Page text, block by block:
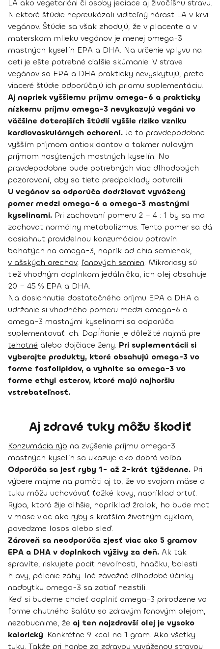
LA ako vegetariáni či osoby jediace aj živočíšnu stravu.
Niektoré štúdie nepreukázali viditeľný nárast LA v krvi
vegánov. Štúdie sa však zhodujú, že v placente a v
materskom mlieku vegánov je menej omega-3
mastných kyselín EPA a DHA. Na určenie vplyvu na
deti je ešte potrebné ďalšie skúmanie. V strave
vegánov sa EPA a DHA prakticky nevyskytujú, preto
viaceré štúdie odporúčajú ich priamu suplementáciu.
Aj napriek vyššiemu príjmu omega-6 a prakticky
nízkemu príjmu omega-3 nevykazujú vegáni vo
väčšine doterajších štúdií vyššie riziko vzniku
kardiovaskulárnych ochorení. Je to pravdepodobne
vyšším príjmom antioxidantov a takmer nulovým
príjmom nasýtených mastných kyselín. No
pravdepodobne bude potrebných viac dlhodobých
pozorovaní, aby sa tieto predpoklady potvrdili.
U vegánov sa odporúča dodržiavať vyvážený
pomer medzi omega-6 a omega-3 mastnými
kyselinami. Pri zachovaní pomeru 2 – 4 : 1 by sa mal
zachovať normálny metabolizmus. Tento pomer sa dá
dosiahnuť pravidelnou konzumáciou potravín
bohatých na omega-3, napríklad chia semienok,
vlašských orechov, ľanových semien. Mikroriasy sú
tiež vhodným doplnkom jedálnička, ich olej obsahuje
20 – 45 % EPA a DHA.
Na dosiahnutie dostatočného príjmu EPA a DHA a
udržanie si vhodného pomeru medzi omega-6 a
omega-3 mastnými kyselinami sa odporúča
suplementovať ich. Dopĺňanie je dôležité najmä pre
tehotné alebo dojčiace ženy. Pri suplementácii si
vyberajte produkty, ktoré obsahujú omega-3 vo
forme fosfolipidov, a vyhnite sa omega-3 vo
forme ethyl esterov, ktoré majú najhoršiu
vstrebateľnosť.
Aj zdravé tuky môžu škodiť
Konzumácia rýb na zvýšenie príjmu omega-3
mastných kyselín sa ukazuje ako dobrá voľba.
Odporúča sa jesť ryby 1- až 2-krát týždenne. Pri
výbere majme na pamäti aj to, že vo svojom mäse a
tuku môžu uchovávať ťažké kovy, napríklad ortuť.
Ryba, ktorá žije dlhšie, napríklad žralok, ho bude mať
v mäse viac ako ryby s kratším životným cyklom,
povedzme losos alebo sleď.
Zároveň sa neodporúča zjesť viac ako 5 gramov
EPA a DHA v doplnkoch výživy za deň. Ak tak
spravíte, riskujete pocit nevoľnosti, hnačku, bolesti
hlavy, pálenie záhy. Iné závažné dlhodobé účinky
nadbytku omega-3 sa zatiaľ nezistili.
Keď si budeme chcieť doplniť omega-3 prirodzene vo
forme chutného šalátu so zdravým ľanovým olejom,
nezabudnime, že aj ten najzdravší olej je vysoko
kalorický. Konkrétne 9 kcal na 1 gram. Ako všetky
tuky. Takže pri honbe za zdravou vyváženou stravou